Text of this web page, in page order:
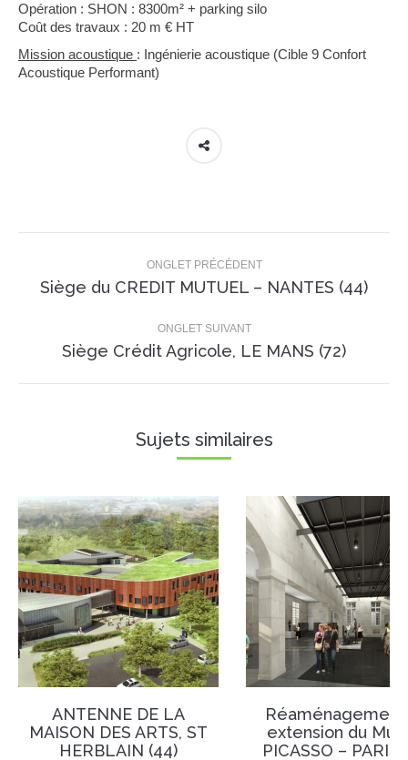
Opération : SHON : 8300m² + parking silo
Coût des travaux : 20 m € HT
Mission acoustique : Ingénierie acoustique (Cible 9 Confort
Acoustique Performant)
commentaire
ONGLET PRÉCÉDENT
Onglet
Siège du CREDIT MUTUEL – NANTES (44)
ONGLET SUIVANT
Projets
Siège Crédit Agricole, LE MANS (72)
Sujets similaires
ANTENNE DE LA
MAISON DES ARTS, ST
HERBLAIN (44)
extension du
PICASSO – PARIS